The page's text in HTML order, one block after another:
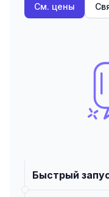
См. цены
Быстрый